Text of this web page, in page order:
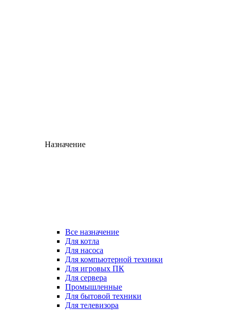
Назначение
Все назначение
Для котла
Для насоса
Для компьютерной техники
Для игровых ПК
Для сервера
Промышленные
Для бытовой техники
Для телевизора